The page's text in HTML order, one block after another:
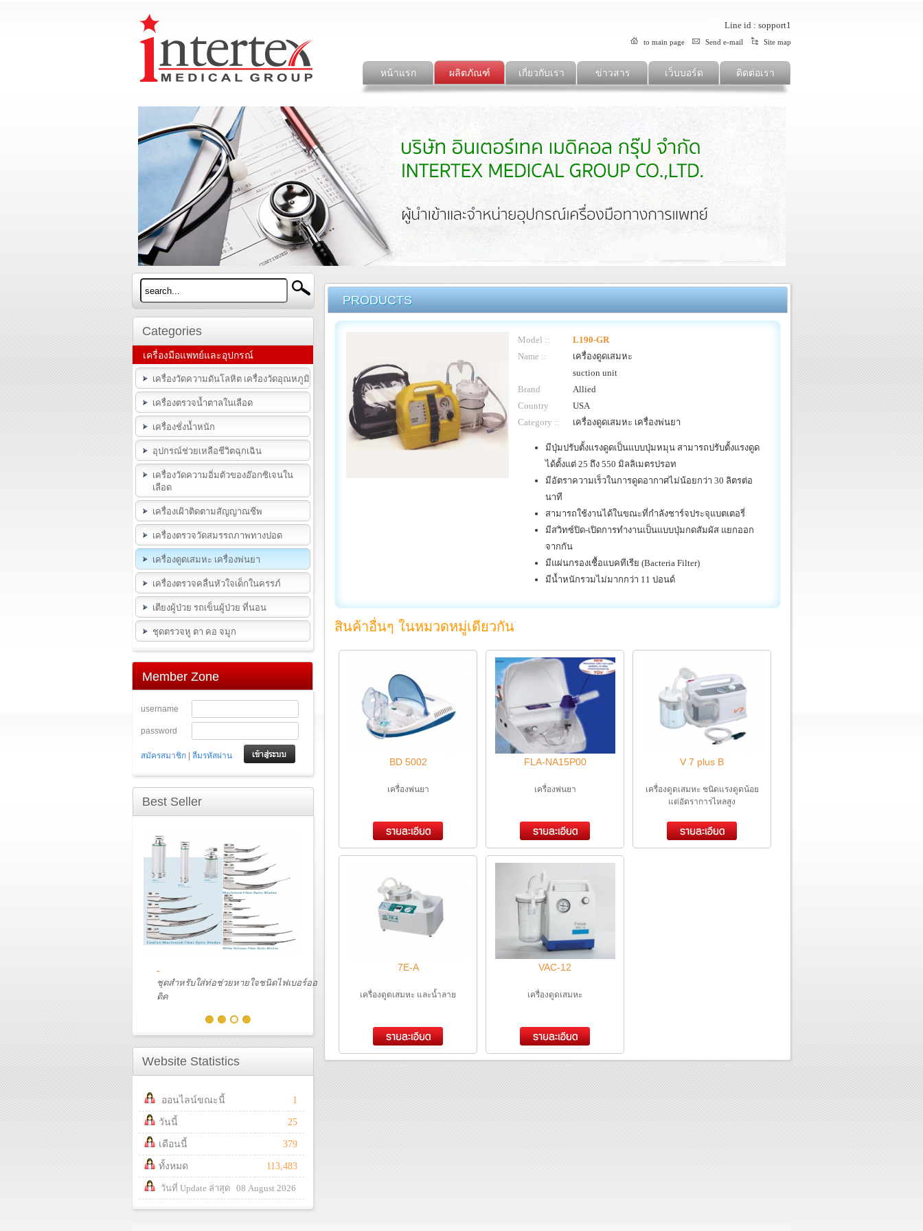
Line id : sopport1
to main page Send e-mail Site map
ติดต่อเรา
เว็บบอร์ด
ข่าวสาร
เกี่ยวกับเรา
ผลิตภัณฑ์
หน้าแรก
Categories
เครื่องมือแพทย์และอุปกรณ์
เครื่องวัดความดันโลหิต เครื่องวัดอุณหภูมิ
เครื่องตรวจน้ำตาลในเลือด
เครื่องชั่งน้ำหนัก
อุปกรณ์ช่วยเหลือชีวิตฉุกเฉิน
เครื่องวัดความอิ่มตัวของอ๊อกซิเจนใน
เลือด
เครื่องเฝ้าติดตามสัญญาณชีพ
เครื่องตรวจวัดสมรรถภาพทางปอด
เครื่องดูดเสมหะ เครื่องพ่นยา
เครื่องตรวจคลื่นหัวใจเด็กในครรภ์
เตียงผู้ป่วย รถเข็นผู้ป่วย ที่นอน
ชุดตรวจหู ตา คอ จมูก
Member Zone
username
password
สมัครสมาชิก | ลืมรหัสผ่าน
Best Seller
-
ชุดสำหรับใส่ท่อช่วยหายใจชนิดไฟเบอร์ออฟ
ติค
Website Statistics
ออนไลน์ขณะนี้ 1
วันนี้ 25
เดือนนี้ 379
ทั้งหมด 113,483
วันที่ Update ล่าสุด 08 August 2026
PRODUCTS
Model ::
L190-GR
Name ::
เครื่องดูดเสมหะ
suction unit
Brand
Allied
Country
USA
Category ::
เครื่องดูดเสมหะ เครื่องพ่นยา
มีปุ่มปรับตั้งแรงดูดเป็นแบบปุ่มหมุน สามารถปรับตั้งแรงดูด
ได้ตั้งแต่ 25 ถึง 550 มิลลิเมตรปรอท
มีอัตราความเร็วในการดูดอากาศไม่น้อยกว่า 30 ลิตรต่อ
นาที
สามารถใช้งานได้ในขณะที่กำลังชาร์จประจุแบตเตอรี่
มีสวิทซ์ปิด-เปิดการทำงานเป็นแบบปุ่มกดสัมผัส แยกออก
จากกัน
มีแผ่นกรองเชื้อแบคทีเรีย (Bacteria Filter)
มีน้ำหนักรวมไม่มากกว่า 11 ปอนด์
สินค้าอื่นๆ ในหมวดหมู่เดียวกัน
BD 5002
เครื่องพ่นยา
FLA-NA15P00
เครื่องพ่นยา
V 7 plus B
เครื่องดูดเสมหะ ชนิดแรงดูดน้อย
แต่อัตราการไหลสูง
7E-A
เครื่องดูดเสมหะ และน้ำลาย
VAC-12
เครื่องดูดเสมหะ